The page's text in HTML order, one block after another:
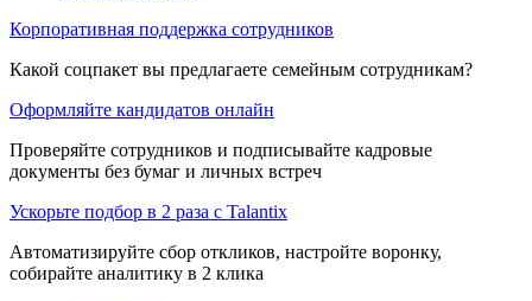
Корпоративная поддержка сотрудников
Какой соцпакет вы предлагаете семейным сотрудникам?
Оформляйте кандидатов онлайн
Проверяйте сотрудников и подписывайте кадровые
документы без бумаг и личных встреч
Ускорьте подбор в 2 раза с Talantix
Автоматизируйте сбор откликов, настройте воронку,
собирайте аналитику в 2 клика